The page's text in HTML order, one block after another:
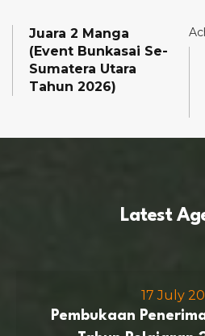
Juara 2 Manga
(Event Bunkasai Se-
Sumatera Utara
Tahun 2026)
Latest
17 July
Pembukaan